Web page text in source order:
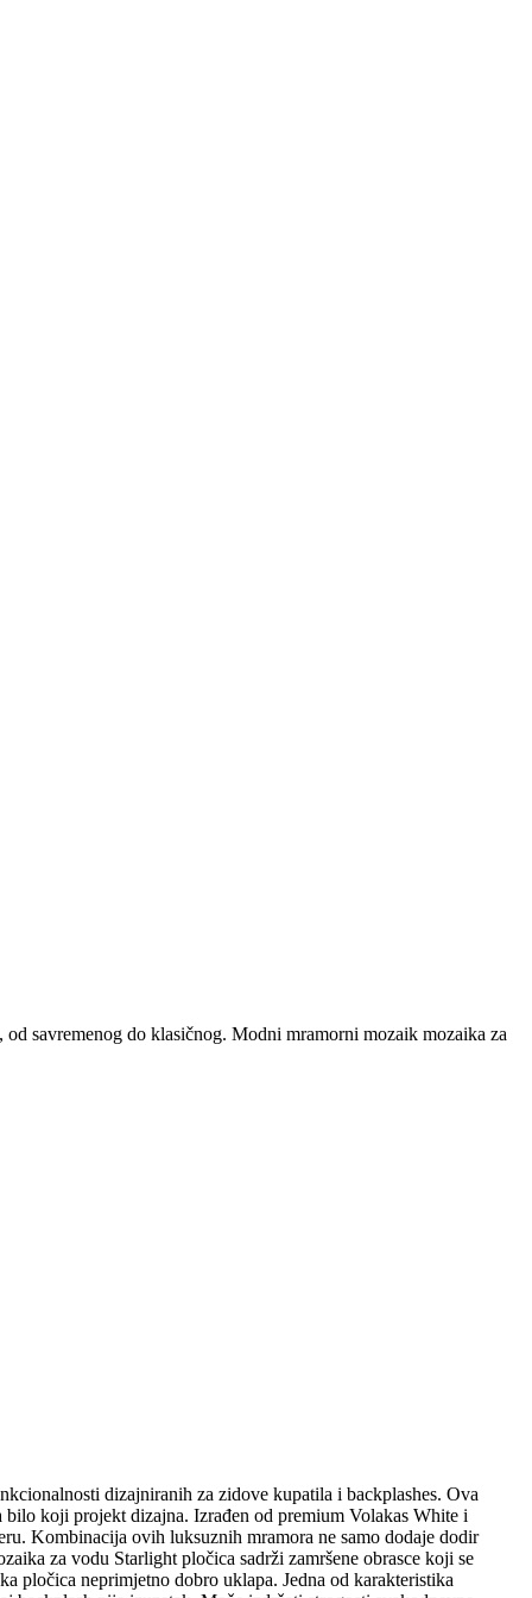
savremenog do klasičnog. Modni mramorni mozaik mozaika za
dizajniranih za zidove kupatila i backplashes. Ova
koji projekt dizajna. Izrađen od premium Volakas White i
Kombinacija ovih luksuznih mramora ne samo dodaje dodir
za vodu Starlight pločica sadrži zamršene obrasce koji se
pločica neprimjetno dobro uklapa. Jedna od karakteristika